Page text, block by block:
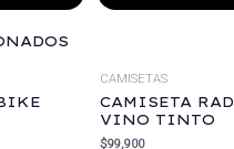
CAMISETAS
CAMISETA
VINO TINTO
$99,900